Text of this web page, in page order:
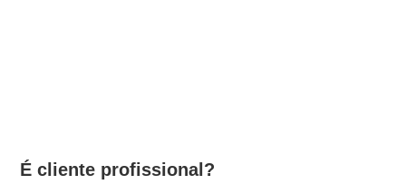
É cliente profissional?